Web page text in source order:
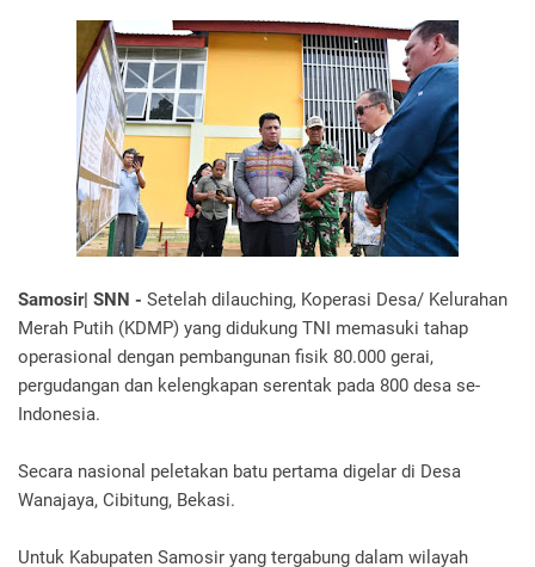
Samosir| SNN - Setelah dilauching, Koperasi Desa/ Kelurahan
Merah Putih (KDMP) yang didukung TNI memasuki tahap
operasional dengan pembangunan fisik 80.000 gerai,
pergudangan dan kelengkapan serentak pada 800 desa se-
Indonesia.
Secara nasional peletakan batu pertama digelar di Desa
Wanajaya, Cibitung, Bekasi.
Untuk Kabupaten Samosir yang tergabung dalam wilayah